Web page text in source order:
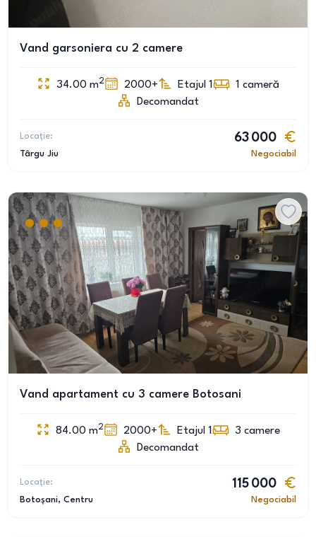
Vand garsoniera cu 2 camere
34.00 m2 2000+ Etajul 1 1 cameră
Decomandat
Locație:
Târgu Jiu
63 000
Negociabil
Vand apartament cu 3 camere Botosani
84.00 m2 2000+ Etajul 1 3 camere
Decomandat
Locație:
Botoșani, Centru
115 000
Negociabil